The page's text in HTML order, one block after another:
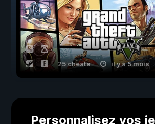
25 cheats il y a 5 mois
Personnalisez vos